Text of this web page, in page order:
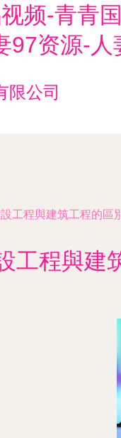
频-青青
资源-人
限公司
工程與建筑工程的區
工程與建